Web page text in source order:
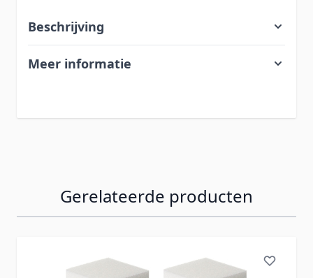
Beschrijving
Meer informatie
Gerelateerde producten